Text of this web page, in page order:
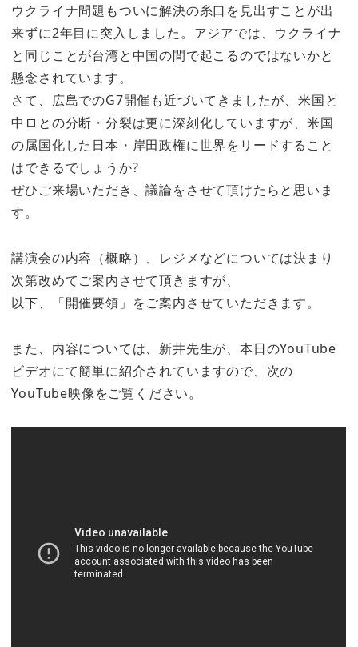
ウクライナ問題もついに解決の糸口を見出すことが出
来ずに2年目に突入しました。アジアでは、ウクライナ
と同じことが台湾と中国の間で起こるのではないかと
懸念されています。
さて、広島でのG7開催も近づいてきましたが、米国と
中ロとの分断・分裂は更に深刻化していますが、米国
の属国化した日本・岸田政権に世界をリードすること
はできるでしょうか?
ぜひご来場いただき、議論をさせて頂けたらと思いま
す。
講演会の内容（概略）、レジメなどについては決まり
次第改めてご案内させて頂きますが、
以下、「開催要領」をご案内させていただきます。
また、内容については、新井先生が、本日のYouTube
ビデオにて簡単に紹介されていますので、次の
YouTube映像をご覧ください。